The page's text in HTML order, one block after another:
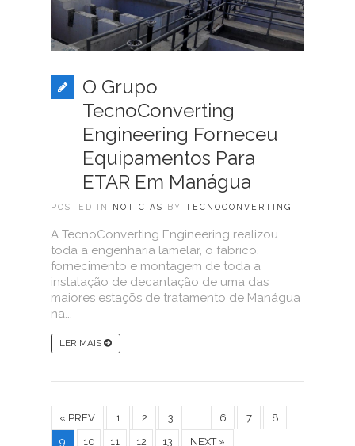
O Grupo
TecnoConverting
Engineering Forneceu
Equipamentos Para
ETAR Em Manágua
POSTED IN NOTICIAS BY TECNOCONVERTING
A TecnoConverting Engineering realizou
toda a engenharia lamelar, o fabrico,
fornecimento e montagem de toda a
instalação de decantação de uma das
maiores estaçõs de tratamento de Manágua
na...
LER MAIS
« PREV 1 2 3 … 6 7
8
9
10 11 12 13 NEXT »